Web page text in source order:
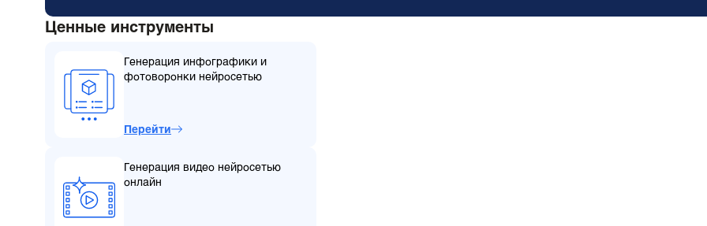
Ценные инструменты
Генерация инфографики и
фотоворонки нейросетью
Перейти
Генерация видео нейросетью
онлайн